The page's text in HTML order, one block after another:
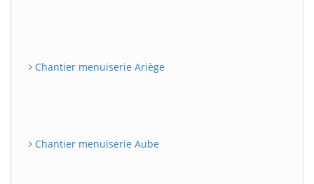
Chantier menuiserie Ariège
Chantier menuiserie Aube